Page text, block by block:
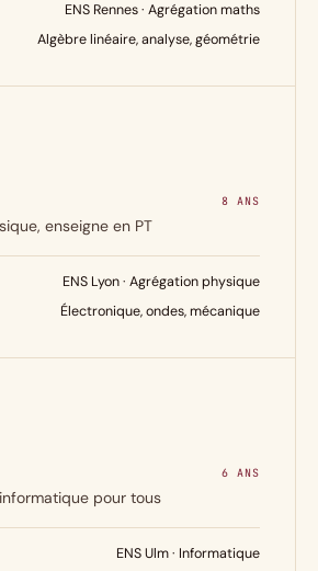
ENS Rennes · Agrégation maths
Algèbre linéaire, analyse, géométrie
8 ANS
enseigne en PT
ENS Lyon · Agrégation physique
Électronique, ondes, mécanique
6 ANS
pour tous
ENS Ulm · Informatique